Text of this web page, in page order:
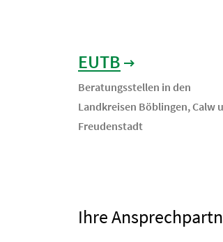
EUTB
Beratungsstellen in den
Landkreisen Böblingen, Calw
Freudenstadt
Ihre